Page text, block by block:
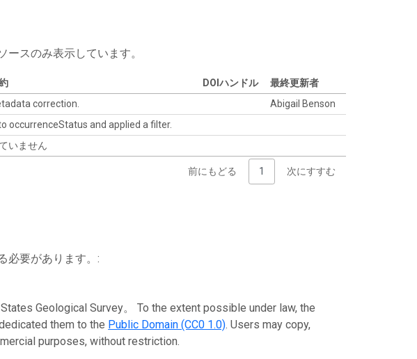
スのみ表示しています。
DOIハンドル
最終更新者
correction.
Abigail Benson
occurrenceStatus and applied a filter.
いません
前にもどる 1 次にすすむ
必要があります。:
Geological Survey。 To the extent possible under law, the
them to the Public Domain (CC0 1.0). Users may copy,
purposes, without restriction.